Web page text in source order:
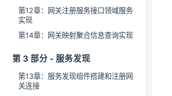
第12章：网关注册服务接口领域服务
实现
第14章：网关映射聚合信息查询实现
第 3 部分 - 服务发现
第13章：服务发现组件搭建和注册网
关连接